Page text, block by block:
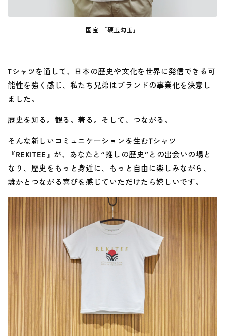
国宝 「硬玉勾玉」
Tシャツを通して、日本の歴史や文化を世界に発信できる可
能性を強く感じ、私たち兄弟はブランドの事業化を決意し
ました。
歴史を知る。観る。着る。そして、つながる。
そんな新しいコミュニケーションを生むTシャツ
『REKITEE』が、あなたと“推しの歴史”との出会いの場と
なり、歴史をもっと身近に、もっと自由に楽しみながら、
誰かとつながる喜びを感じていただけたら嬉しいです。